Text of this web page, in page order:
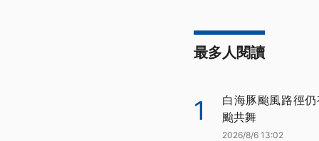
最多人閱讀
1
白海豚颱風路徑
颱共舞
2026/8/6 13:02